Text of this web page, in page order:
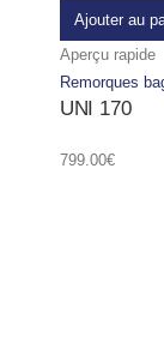
Ajouter au
Aperçu rapide
Remorques
UNI 170
799.00€